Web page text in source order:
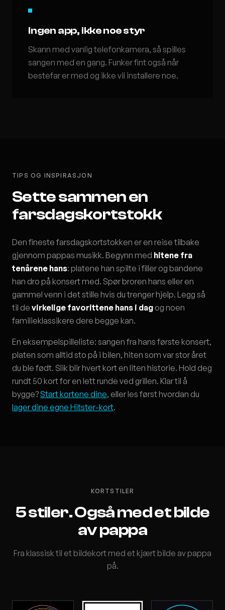
Ingen app, ikke noe styr
Skann med vanlig telefonkamera, så spilles
sangen med en gang. Funker fint også når
bestefar er med og ikke vil installere noe.
TIPS OG INSPIRASJON
Sette sammen en
farsdagskortstokk
Den fineste farsdagskortstokken er en reise tilbake
gjennom pappas musikk. Begynn med hitene fra
tenårene hans: platene han spilte i filler og bandene
han dro på konsert med. Spør broren hans eller en
gammel venn i det stille hvis du trenger hjelp. Legg så
til de virkelige favorittene hans i dag og noen
familieklassikere dere begge kan.
En eksempelspilleliste: sangen fra hans første konsert,
platen som alltid sto på i bilen, hiten som var stor året
du ble født. Slik blir hvert kort en liten historie. Hold deg
rundt 50 kort for en lett runde ved grillen. Klar til å
bygge?Start kortene dine, eller les først hvordan du
lager dine egne Hitster-kort.
KORTSTILER
5 stiler. Også med et bilde
av pappa
Fra klassisk til et bildekort med et kjært bilde av pappa
på.